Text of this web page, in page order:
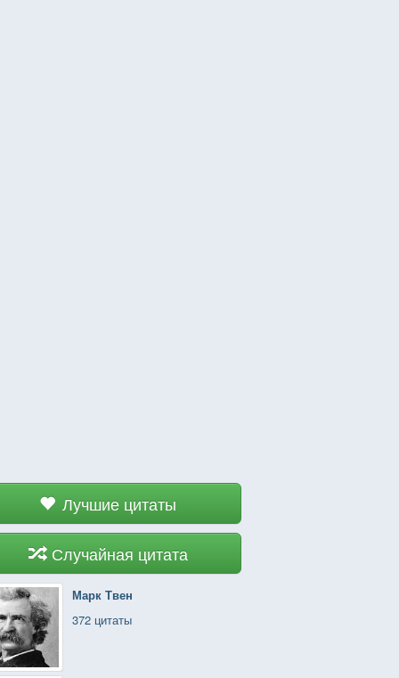
Лучшие цитаты
Случайная цитата
Марк Твен
372 цитаты